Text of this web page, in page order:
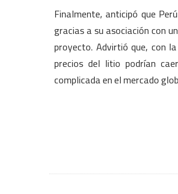
Finalmente, anticipó que
gracias a su asociación con
proyecto. Advirtió que, con
precios del litio podrían
complicada en el mercado